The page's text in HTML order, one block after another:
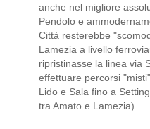
anche nel migliore
Pendolo e
Città resterebbe
Lamezia a livello
ripristinasse la linea via
effettuare percorsi
Lido e Sala fino a
tra Amato e Lamezia)